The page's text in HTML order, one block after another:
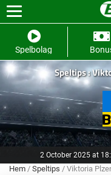
Spelbolag
Speltips :
2 October 2025 at
Hem / Speltips / Viktoria